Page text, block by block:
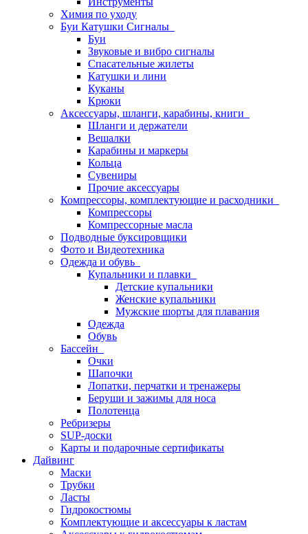
Химия по уходу
Буи Катушки Сигналы
Буи
Звуковые и вибро сигналы
Спасательные жилеты
Катушки и лини
Куканы
Крюки
Аксессуары, шланги, карабины, книги
Шланги и держатели
Вешалки
Карабины и маркеры
Кольца
Сувениры
Прочие аксессуары
Компрессоры, комплектующие и расходники
Компрессоры
Компрессорные масла
Подводные буксировщики
Фото и Видеотехника
Одежда и обувь
Купальники и плавки
Детские купальники
Женские купальники
Мужские шорты для плавания
Одежда
Обувь
Бассейн
Очки
Шапочки
Лопатки, перчатки и тренажеры
Беруши и зажимы для носа
Полотенца
Ребризеры
SUP-доски
Карты и подарочные сертификаты
Дайвинг
Маски
Трубки
Ласты
Гидрокостюмы
Комплектующие и аксессуары к ластам